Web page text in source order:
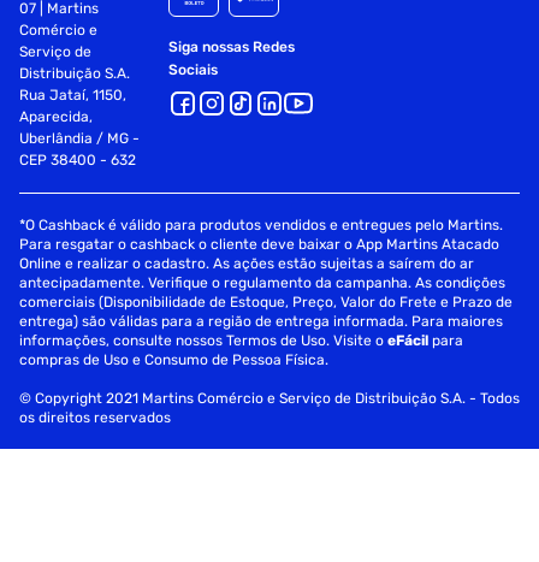
07 | Martins
Comércio e
Serviço de
Distribuição S.A.
Rua Jataí, 1150,
Aparecida,
Uberlândia / MG -
CEP 38400 - 632
Siga nossas Redes
Sociais
*O Cashback é válido para produtos vendidos e entregues pelo Martins.
Para resgatar o cashback o cliente deve baixar o App Martins Atacado
Online e realizar o cadastro. As ações estão sujeitas a saírem do ar
antecipadamente. Verifique o regulamento da campanha. As condições
comerciais (Disponibilidade de Estoque, Preço, Valor do Frete e Prazo de
entrega) são válidas para a região de entrega informada. Para maiores
informações, consulte nossos Termos de Uso. Visite oeFácil para
compras de Uso e Consumo de Pessoa Física.
© Copyright 2021 Martins Comércio e Serviço de Distribuição S.A. - Todos
os direitos reservados